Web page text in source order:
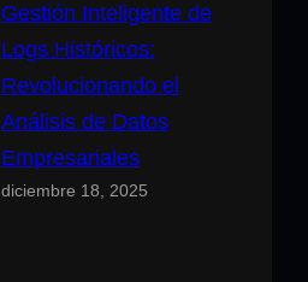
Gestión Inteligente de
Logs Históricos:
Revolucionando el
Análisis de Datos
Empresariales
diciembre 18, 2025